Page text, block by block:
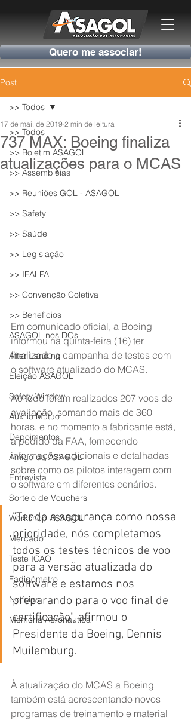
Quero me associar!
Post
>> Todos
>> Boletim ASAGOL
>> Assembleias
>> Reuniões GOL - ASAGOL
>> Safety
>> Saúde
>> Legislação
>> IFALPA
>> Convenção Coletiva
>> Benefícios
ASAGOL nos DOs
After Landing
Eleição ASAGOL
Safety Window
Auxílio Mútuo
Depoimentos
Amigo da ASAGOL
Entrevista
Sorteio de Vouchers
Workshop ASAGOL
Mercado
Teste ICAO
Fadigômetro
Notícias
Memória Aeronáutica
>> Todos
737 MAX: Boeing finaliza
atualizações para o MCAS
17 de mai. de 2019 2 min de leitura
Em comunicado oficial, a Boeing
informou na quinta-feira (16) ter
finalizado a campanha de testes com
o software atualizado do MCAS.
Ao todo foram realizados 207 voos de
avaliação, somando mais de 360
horas, e no momento a fabricante está,
a pedido da FAA, fornecendo
informações adicionais e detalhadas
sobre como os pilotos interagem com
o software em diferentes cenários.
"Tendo a segurança como nossa
prioridade, nós completamos
todos os testes técnicos de voo
para a versão atualizada do
software e estamos nos
preparando para o voo final de
certificação", afirmou o
Presidente da Boeing, Dennis
Muilemburg.
À atualização do MCAS a Boeing
também está acrescentando novos
programas de treinamento e material